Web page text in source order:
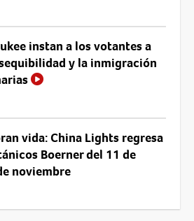
instan a los votantes a
y la inmigración
vida: China Lights regresa
Boerner del 11 de
noviembre